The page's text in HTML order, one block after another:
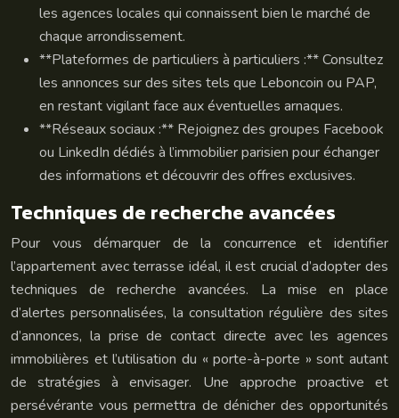
les agences locales qui connaissent bien le marché de
chaque arrondissement.
**Plateformes de particuliers à particuliers :** Consultez
les annonces sur des sites tels que Leboncoin ou PAP,
en restant vigilant face aux éventuelles arnaques.
**Réseaux sociaux :** Rejoignez des groupes Facebook
ou LinkedIn dédiés à l’immobilier parisien pour échanger
des informations et découvrir des offres exclusives.
Techniques de recherche avancées
Pour vous démarquer de la concurrence et identifier
l’appartement avec terrasse idéal, il est crucial d’adopter des
techniques de recherche avancées. La mise en place
d’alertes personnalisées, la consultation régulière des sites
d’annonces, la prise de contact directe avec les agences
immobilières et l’utilisation du « porte-à-porte » sont autant
de stratégies à envisager. Une approche proactive et
persévérante vous permettra de dénicher des opportunités